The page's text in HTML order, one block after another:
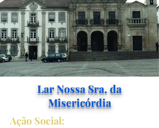
Lar Nossa Sra. da
Misericórdia
Ação Social: